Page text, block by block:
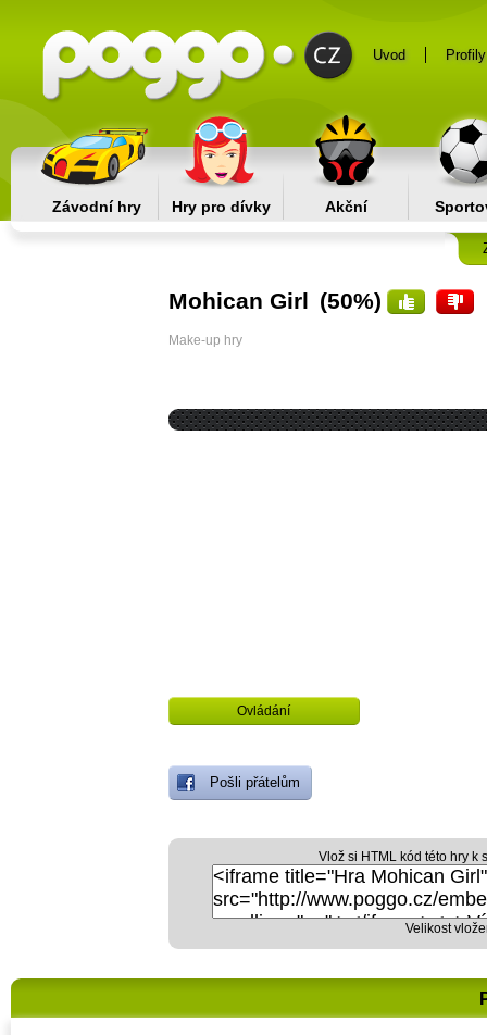
Uvod Profily
Závodní hry Hry pro dívky Akční
Mohican Girl (50%)
Make-up hry
Ovládání
Pošli přátelům
Vlož si HTML kód této hry k
Velikost